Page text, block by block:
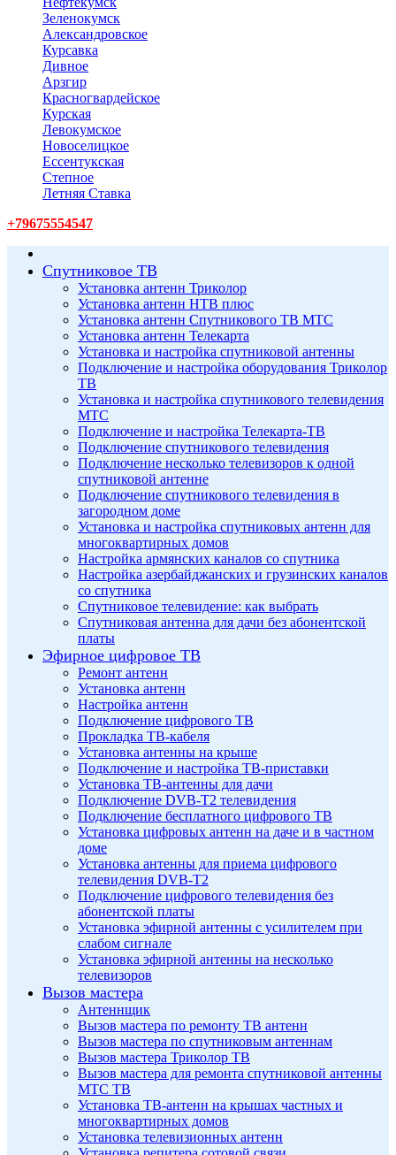
Зеленокумск
Александровское
Курсавка
Дивное
Арзгир
Красногвардейское
Курская
Левокумское
Новоселицкое
Ессентукская
Степное
Летняя Ставка
+79675554547
Спутниковое ТВ
Установка антенн Триколор
Установка антенн НТВ плюс
Установка антенн Спутникового ТВ МТС
Установка антенн Телекарта
Установка и настройка спутниковой антенны
Подключение и настройка оборудования Триколор
ТВ
Установка и настройка спутникового телевидения
МТС
Подключение и настройка Телекарта-ТВ
Подключение спутникового телевидения
Подключение несколько телевизоров к одной
спутниковой антенне
Подключение спутникового телевидения в
загородном доме
Установка и настройка спутниковых антенн для
многоквартирных домов
Настройка армянских каналов со спутника
Настройка азербайджанских и грузинских каналов
со спутника
Спутниковое телевидение: как выбрать
Спутниковая антенна для дачи без абонентской
платы
Эфирное цифровое ТВ
Ремонт антенн
Установка антенн
Настройка антенн
Подключение цифрового ТВ
Прокладка ТВ-кабеля
Установка антенны на крыше
Подключение и настройка ТВ-приставки
Установка ТВ-антенны для дачи
Подключение DVB-T2 телевидения
Подключение бесплатного цифрового ТВ
Установка цифровых антенн на даче и в частном
доме
Установка антенны для приема цифрового
телевидения DVB-T2
Подключение цифрового телевидения без
абонентской платы
Установка эфирной антенны с усилителем при
слабом сигнале
Установка эфирной антенны на несколько
телевизоров
Вызов мастера
Антеннщик
Вызов мастера по ремонту ТВ антенн
Вызов мастера по спутниковым антеннам
Вызов мастера Триколор ТВ
Вызов мастера для ремонта спутниковой антенны
МТС ТВ
Установка ТВ-антенн на крышах частных и
многоквартирных домов
Установка телевизионных антенн